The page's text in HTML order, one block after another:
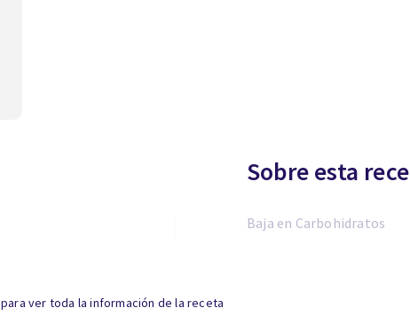
Sobre esta
Baja en Carbohidratos
para ver toda la información de la receta